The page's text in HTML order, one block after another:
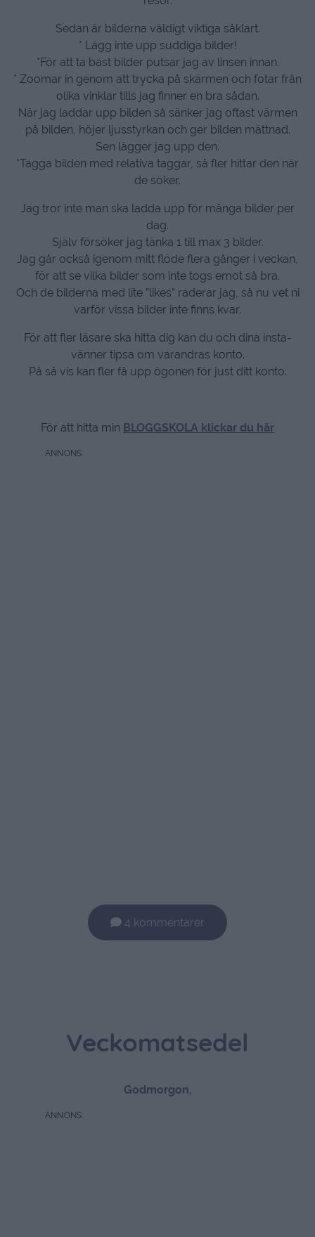
Sedan är bilderna väldigt viktiga såklart.
* Lägg inte upp suddiga bilder!
*För att ta bäst bilder putsar jag av linsen innan.
* Zoomar in genom att trycka på skärmen och fotar från
olika vinklar tills jag finner en bra sådan.
När jag laddar upp bilden så sänker jag oftast värmen
på bilden, höjer ljusstyrkan och ger bilden mättnad.
Sen lägger jag upp den.
*Tagga bilden med relativa taggar, så fler hittar den när
de söker.
Jag tror inte man ska ladda upp för många bilder per
dag.
Själv försöker jag tänka 1 till max 3 bilder.
Jag går också igenom mitt flöde flera gånger i veckan,
för att se vilka bilder som inte togs emot så bra.
Och de bilderna med lite ”likes” raderar jag, så nu vet ni
varför vissa bilder inte finns kvar.
För att fler läsare ska hitta dig kan du och dina insta-
vänner tipsa om varandras konto.
På så vis kan fler få upp ögonen för just ditt konto.
För att hitta min BLOGGSKOLA klickar du här
4 kommentarer
Veckomatsedel
Godmorgon,